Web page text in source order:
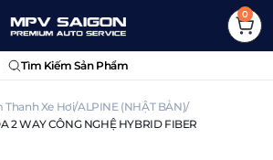
0
Tìm Kiếm Sản Phẩm
Thanh Xe Hơi ALPINE (NHẬT BẢN)
2 WAY CÔNG NGHỆ HYBRID FIBER